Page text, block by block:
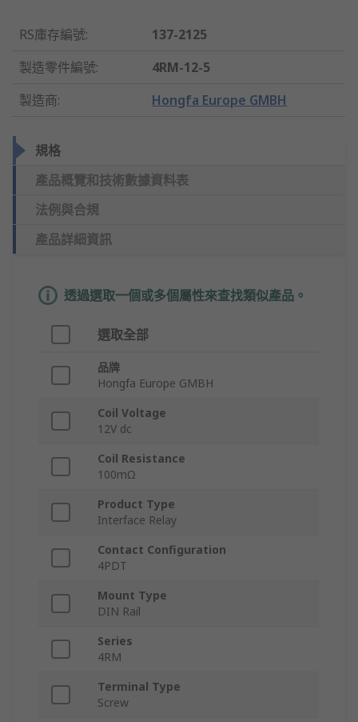
RS庫存編號:
137-2125
製造零件編號:
4RM-12-5
製造商: Hongfa Europe GMBH
規格
產品概覽和技術數據資料表
法例與合規
產品詳細資訊
透過選取一個或多個屬性來查找類似產品。
選取全部
品牌
Hongfa Europe GMBH
Coil Voltage
12V dc
Coil Resistance
100mΩ
Product Type
Interface Relay
Contact Configuration
4PDT
Mount Type
DIN Rail
Series
4RM
Terminal Type
Screw